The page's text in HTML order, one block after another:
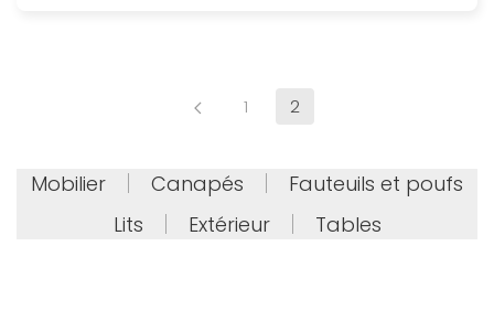
1 2
Mobilier Canapés
Fauteuils et poufs
Lits
Extérieur Tables